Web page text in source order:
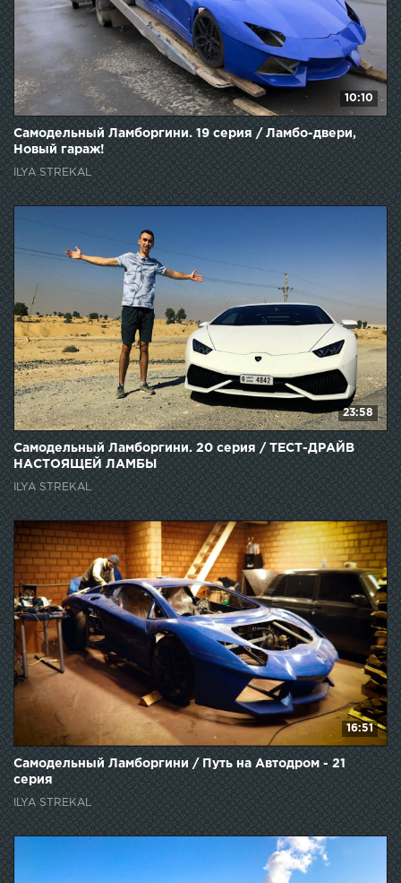
10:10
Самодельный Ламборгини. 19 серия / Ламбо-двери,
Новый гараж!
ILYA STREKAL
23:58
Самодельный Ламборгини. 20 серия / ТЕСТ-ДРАЙВ
НАСТОЯЩЕЙ ЛАМБЫ
ILYA STREKAL
16:51
Самодельный Ламборгини / Путь на Автодром - 21
серия
ILYA STREKAL